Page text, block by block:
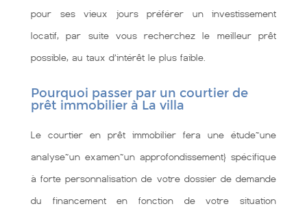
pour ses vieux jours préférer un investissement
locatif, par suite vous recherchez le meilleur prêt
possible, au taux d’intérêt le plus faible.
Pourquoi passer par un courtier de
prêt immobilier à La villa
Le courtier en prêt immobilier fera une étude~une
analyse~un examen~un approfondissement} spécifique
à forte personnalisation de votre dossier de demande
du financement en fonction de votre situation